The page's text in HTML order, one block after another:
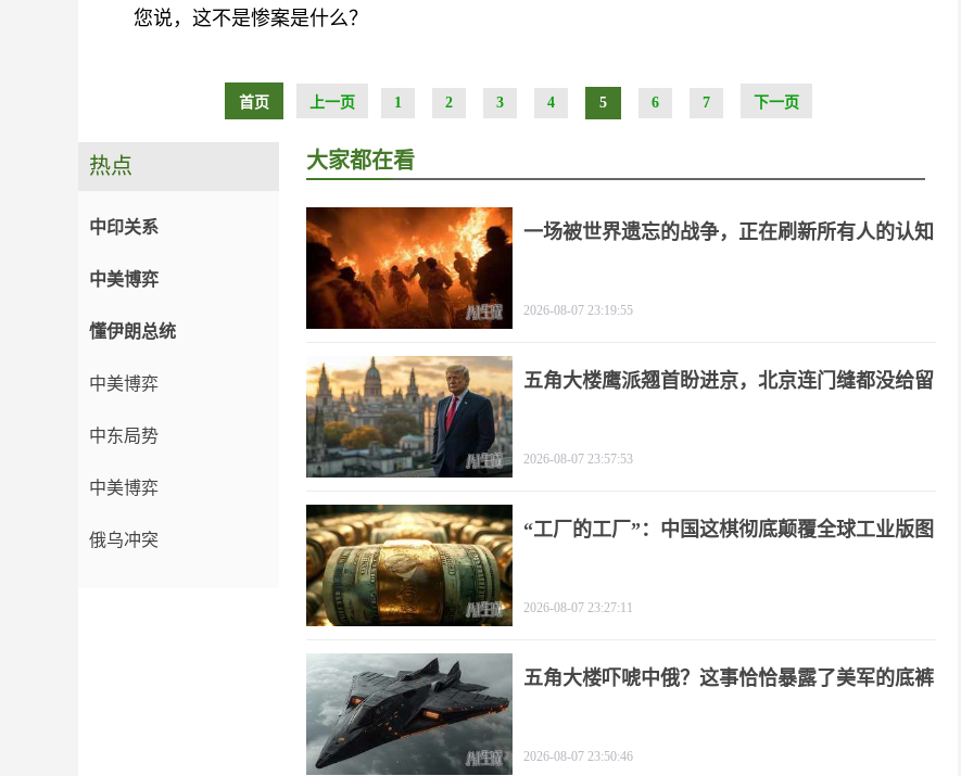
您说，这不是惨案是什么？
首页 上一页 1 2 3 4 5 6 7 下一页
热点
中印关系
中美博弈
懂伊朗总统
中美博弈
中东局势
中美博弈
俄乌冲突
大家都在看
一场被世界遗忘的战争，正在刷新所有人的认知
2026-08-07 23:19:55
五角大楼鹰派翘首盼进京，北京连门缝都没给留
2026-08-07 23:57:53
“工厂的工厂”：中国这棋彻底颠覆全球工业版图
2026-08-07 23:27:11
五角大楼吓唬中俄？这事恰恰暴露了美军的底裤
2026-08-07 23:50:46